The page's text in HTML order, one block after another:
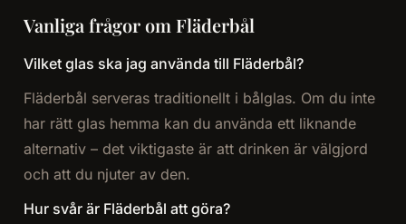
Vanliga frågor om Fläderbål
Vilket glas ska jag använda till Fläderbål?
Fläderbål serveras traditionellt i bålglas. Om du inte
har rätt glas hemma kan du använda ett liknande
alternativ – det viktigaste är att drinken är välgjord
och att du njuter av den.
Hur svår är Fläderbål att göra?